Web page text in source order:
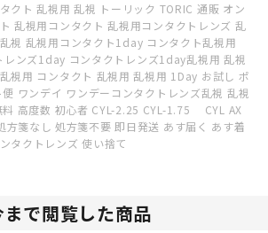
クト 乱視用 乱視 トーリック TORIC 通販 オン
乱視用コンタクト 乱視用コンタクトレンズ 乱
視 乱視用コンタクト1day コンタクト乱視用
ンズ1day コンタクトレンズ1day乱視用 乱視
視用 コンタクト 乱視用 乱視用 1Day お試し ポ
ワンデイ ワンデーコンタクトレンズ乱視 乱視
料 高度数 初心者 CYL-2.25 CYL-1.75 CYL AX
箋なし 処方箋不要 即日発送 あす届く あす着
タクトレンズ 使い捨て
まで閲覧した商品